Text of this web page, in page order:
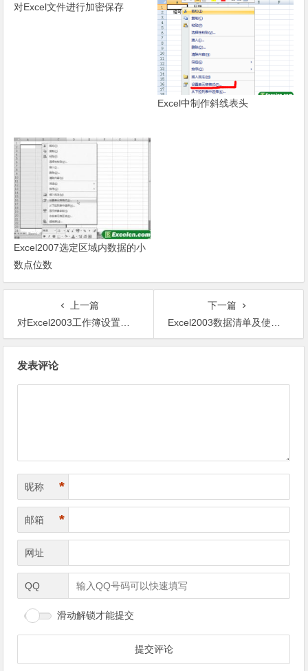
对Excel文件进行加密保存
Excel中制作斜线表头
Excel2007选定区域内数据的小
数点位数
上一篇
对Excel2003工作簿设置修订选项
下一篇
Excel2003数据清单及使用记录单
发表评论
昵称 *
邮箱 *
网址
QQ
滑动解锁才能提交